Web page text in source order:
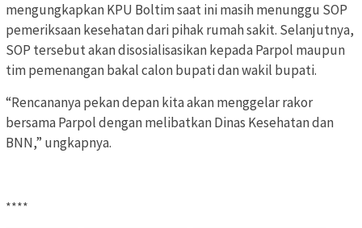
mengungkapkan KPU Boltim saat ini masih menunggu SOP
pemeriksaan kesehatan dari pihak rumah sakit. Selanjutnya,
SOP tersebut akan disosialisasikan kepada Parpol maupun
tim pemenangan bakal calon bupati dan wakil bupati.
“Rencananya pekan depan kita akan menggelar rakor
bersama Parpol dengan melibatkan Dinas Kesehatan dan
BNN,” ungkapnya.
****